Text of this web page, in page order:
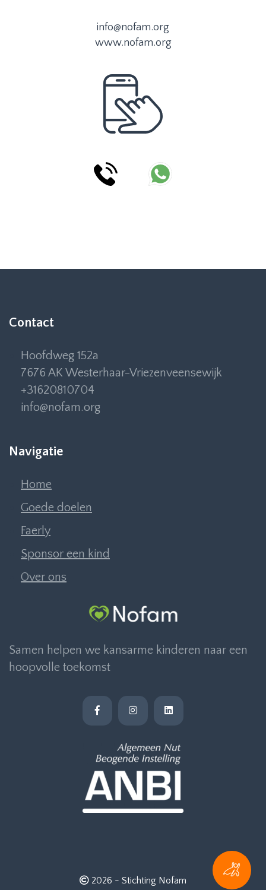
info@nofam.org
www.nofam.org
Contact
Hoofdweg 152a
7676 AK Westerhaar-Vriezenveensewijk
+31620810704
info@nofam.org
Navigatie
Home
Goede doelen
Faerly
Sponsor een kind
Over ons
Samen helpen we kansarme kinderen naar een
hoopvolle toekomst
2026 - Stichting Nofam